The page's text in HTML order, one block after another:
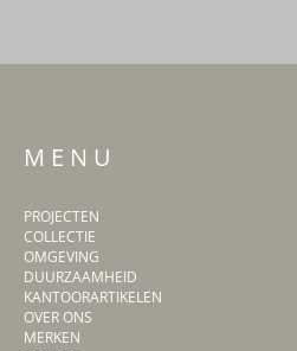
M E N U
PROJECTEN
COLLECTIE
OMGEVING
DUURZAAMHEID
KANTOORARTIKELEN
OVER ONS
MERKEN